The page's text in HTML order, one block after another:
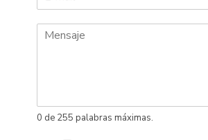
b
l
0 de 255 palabras máximas.